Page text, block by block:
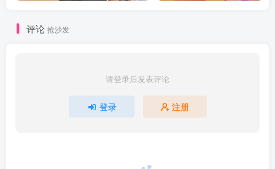
评论 抢沙发
请登录后发表评论
登录 注册